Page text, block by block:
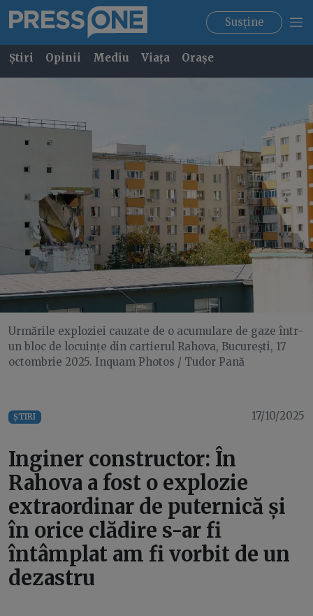
Susține
Știri Opinii Mediu Viața Orașe
Urmările exploziei cauzate de o acumulare de gaze într-
un bloc de locuințe din cartierul Rahova, București, 17
octombrie 2025. Inquam Photos / Tudor Pană
ȘTIRI 17/10/2025
Inginer constructor: În
Rahova a fost o explozie
extraordinar de puternică și
în orice clădire s-ar fi
întâmplat am fi vorbit de un
dezastru